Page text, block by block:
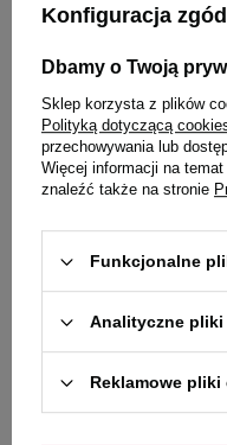
Over Zoo Obcinacz do
pilnikiem dla małych psów S
27,99 zł
Konfiguracja zgód
Dbamy o Twoją
Sklep korzysta z plików
Polityką dotyczącą
przechowywania lub
Więcej informacji na
znaleźć także na stronie
Funkcjonalne
Analityczne
Reklamowe pliki